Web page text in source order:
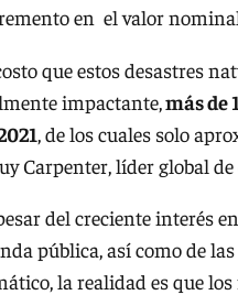
en el valor nominal
que estos desastres
impactante, más de
, de los cuales solo
Carpenter, líder global
del creciente interés
pública, así como de
la realidad es que